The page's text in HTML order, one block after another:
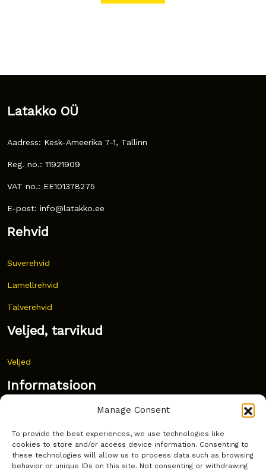
Manage Consent
To provide the best experiences, we use technologies like
cookies to store and/or access device information. Consenting to
these technologies will allow us to process data such as browsing
behavior or unique IDs on this site. Not consenting or withdrawing
Latakko OÜ
Aadress: Kesk-Ameerika 7-1, Tallinn
Reg. no.: 11921909
VAT no.: EE101378275
E-post: info@latakko.ee
Rehvid
Suverehvid
Lamellrehvid
Talverehvid
Veljed, tarvikud
Veljed
Informatsioon
Korduma kippuvad küsimused
Kust osta?